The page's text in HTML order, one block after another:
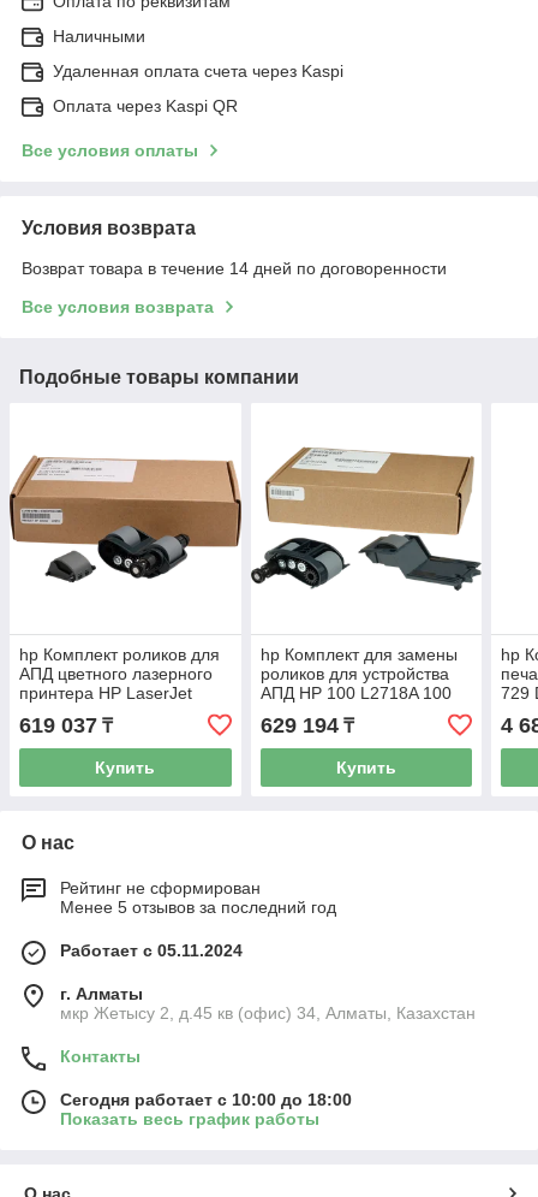
Наличными
Удаленная оплата счета через Kaspi
Оплата через Kaspi QR
Все условия оплаты
Условия возврата
Возврат товара в течение 14 дней по договоренности
Все условия возврата
Подобные товары компании
hp Комплект роликов для
АПД цветного лазерного
принтера HP LaserJet
C1P70A, ADF Roller
Replacement Kit HP
619 037 ₸
Купить
hp Комплект для замены
роликов для устройства
АПД HP 100 L2718A 100
ADF Roller Replacement
Kit
629 194₸
Купить
hp
729
для
4
О нас
Рейтинг не сформирован
Менее 5 отзывов за последний год
Работает с 05.11.2024
г. Алматы
мкр Жетысу 2, д.45 кв (офис) 34, Алматы, Казахстан
Контакты
Сегодня работает с 10:00 до 18:00
Показать весь график работы